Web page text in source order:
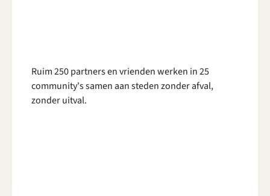
Ruim 250 partners en vrienden werken in 25
community's samen aan steden zonder afval,
zonder uitval.